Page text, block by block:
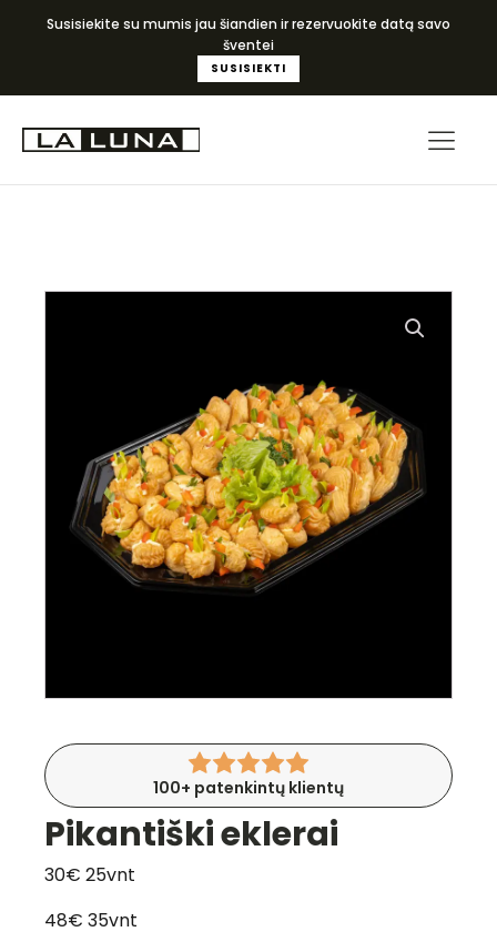
Susisiekite su mumis jau šiandien ir rezervuokite datą savo
šventei
SUSISIEKTI
100+ patenkintų klientų
Pikantiški eklerai
30€ 25vnt
48€ 35vnt